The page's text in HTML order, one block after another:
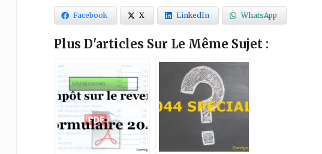
Facebook X LinkedIn WhatsApp
Plus D'articles Sur Le Même Sujet :